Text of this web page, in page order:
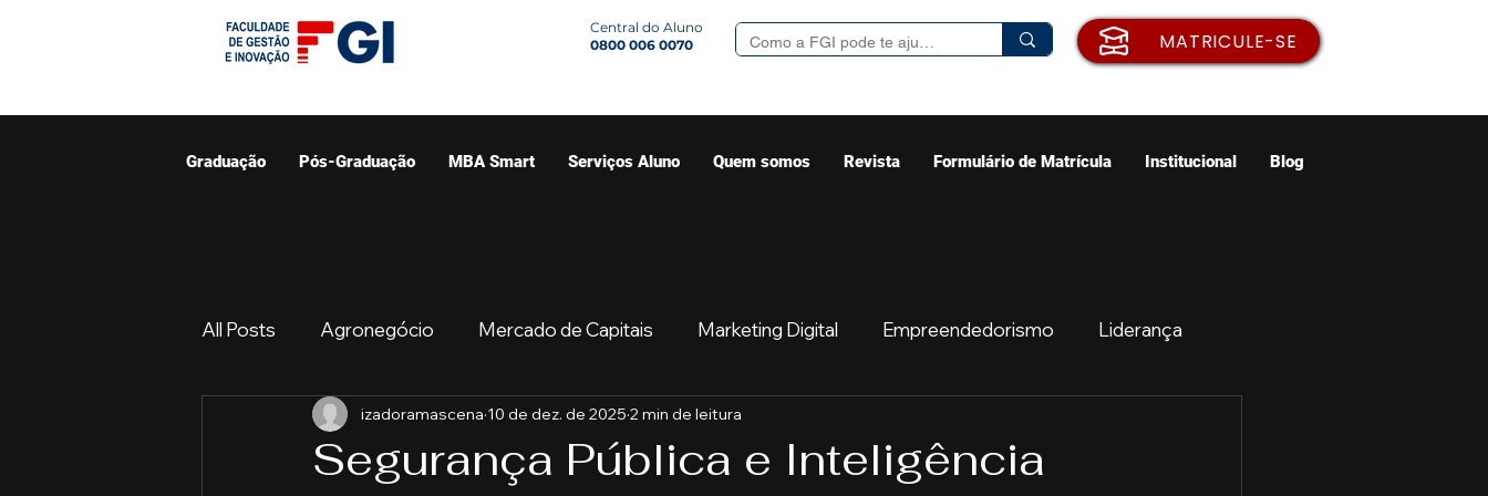
Central do Aluno
0800 006 0070
MATRICULE-SE
Graduação Pós-Graduação MBA Smart Serviços Aluno Quem somos Revista Formulário de Matrícula Institucional Blog
All Posts Agronegócio Mercado de Capitais Marketing Digital Empreendedorismo Liderança
Graduação Resumo do Mercado Sua comunidade
Segurança Pública e Inteligência
izadoramascena 10 de dez. de 2025 2 min de leitura